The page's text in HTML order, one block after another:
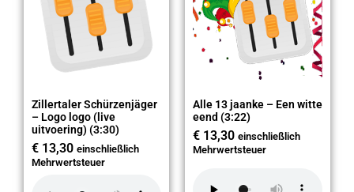
Zillertaler Schürzenjäger
– Logo logo (live
uitvoering) (3:30)
€ 13,30 einschließlich
Mehrwertsteuer
Alle 13 jaanke – Een witte
eend (3:22)
€ 13,30 einschließlich
Mehrwertsteuer